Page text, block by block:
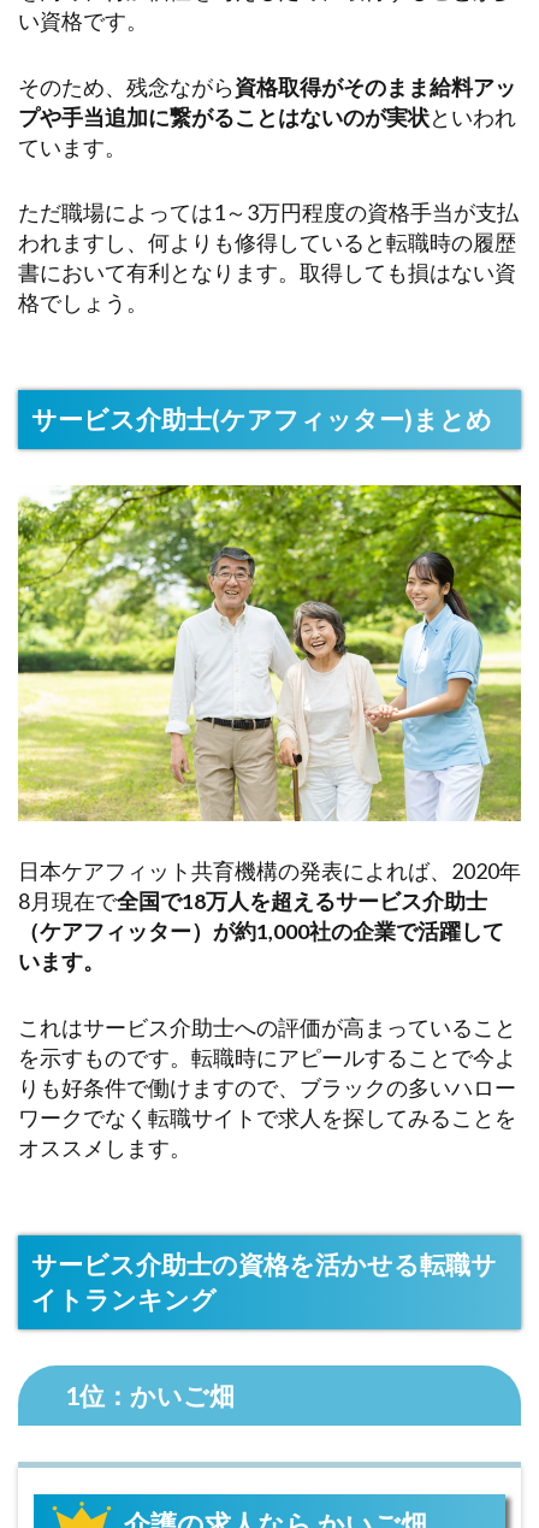
い資格です。
そのため、残念ながら資格取得がそのまま給料アッ
プや手当追加に繋がることはないのが実状といわれ
ています。
ただ職場によっては1～3万円程度の資格手当が支払
われますし、何よりも修得していると転職時の履歴
書において有利となります。取得しても損はない資
格でしょう。
サービス介助士(ケアフィッター)まとめ
日本ケアフィット共育機構の発表によれば、2020年
8月現在で全国で18万人を超えるサービス介助士
（ケアフィッター）が約1,000社の企業で活躍して
います。
これはサービス介助士への評価が高まっていること
を示すものです。転職時にアピールすることで今よ
りも好条件で働けますので、ブラックの多いハロー
ワークでなく転職サイトで求人を探してみることを
オススメします。
サービス介助士の資格を活かせる転職サ
イトランキング
1位：かいご畑